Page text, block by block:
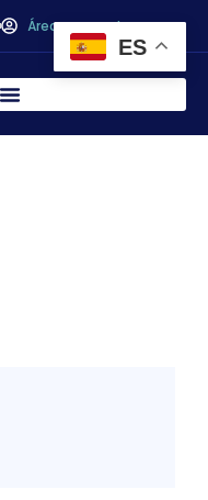
Área personal
ES